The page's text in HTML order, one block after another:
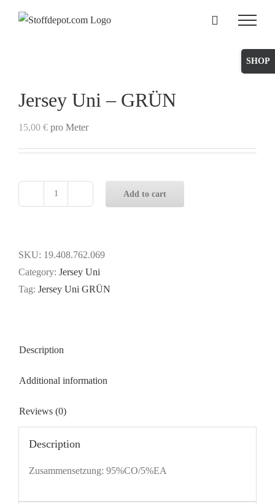
Jersey Uni – GRÜN
15,00 € pro Meter
GRÜN
quantity
Add to cart
SKU: 19.408.762.069
Category: Jersey Uni
Tag: Jersey Uni GRÜN
Description
Additional information
Reviews (0)
Description
Zusammensetzung: 95%CO/5%EA
Toggle
Sliding